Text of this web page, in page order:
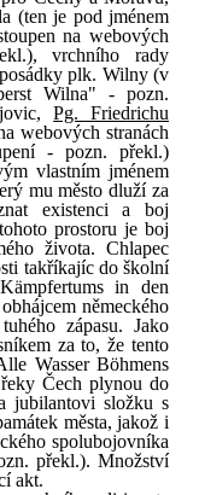
(ten je pod jménem
na webových
vrchního rady
plk. Wilny (v
Wilna" - pozn.
Pg. Friedrichu
webových stranách
- pozn. překl.)
vlastním jménem
mu město dluží za
existenci a boj
prostoru je boj
života. Chlapec
takříkajíc do školní
in den
německého
zápasu. Jako
za to, že tento
Wasser Böhmens
Čech plynou do
jubilantovi složku s
města, jakož i
spolubojovníka
překl.). Množství
akt.